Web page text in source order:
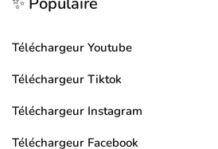
Téléchargeur Youtube
Téléchargeur Tiktok
Téléchargeur Instagram
Téléchargeur Facebook